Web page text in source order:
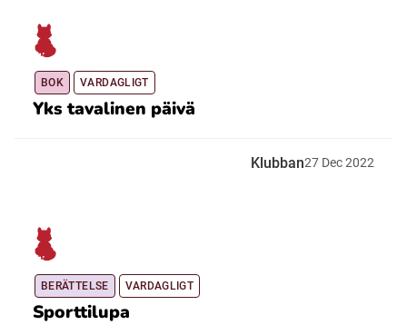
BOK VARDAGLIGT
Yks tavalinen päivä
Klubban27 Dec2022
BERÄTTELSE VARDAGLIGT
Sporttilupa